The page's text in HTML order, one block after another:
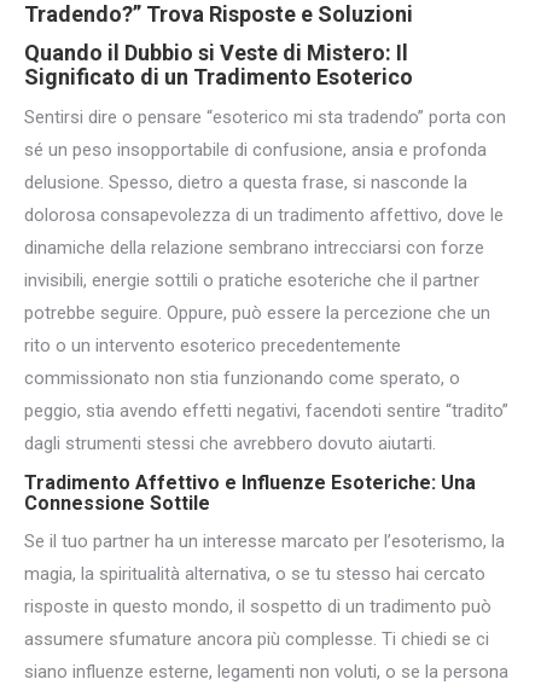
Tradendo?” Trova Risposte e Soluzioni
Quando il Dubbio si Veste di Mistero: Il
Significato di un Tradimento Esoterico
Sentirsi dire o pensare “esoterico mi sta tradendo” porta con
sé un peso insopportabile di confusione, ansia e profonda
delusione. Spesso, dietro a questa frase, si nasconde la
dolorosa consapevolezza di un tradimento affettivo, dove le
dinamiche della relazione sembrano intrecciarsi con forze
invisibili, energie sottili o pratiche esoteriche che il partner
potrebbe seguire. Oppure, può essere la percezione che un
rito o un intervento esoterico precedentemente
commissionato non stia funzionando come sperato, o
peggio, stia avendo effetti negativi, facendoti sentire “tradito”
dagli strumenti stessi che avrebbero dovuto aiutarti.
Tradimento Affettivo e Influenze Esoteriche: Una
Connessione Sottile
Se il tuo partner ha un interesse marcato per l’esoterismo, la
magia, la spiritualità alternativa, o se tu stesso hai cercato
risposte in questo mondo, il sospetto di un tradimento può
assumere sfumature ancora più complesse. Ti chiedi se ci
siano influenze esterne, legamenti non voluti, o se la persona